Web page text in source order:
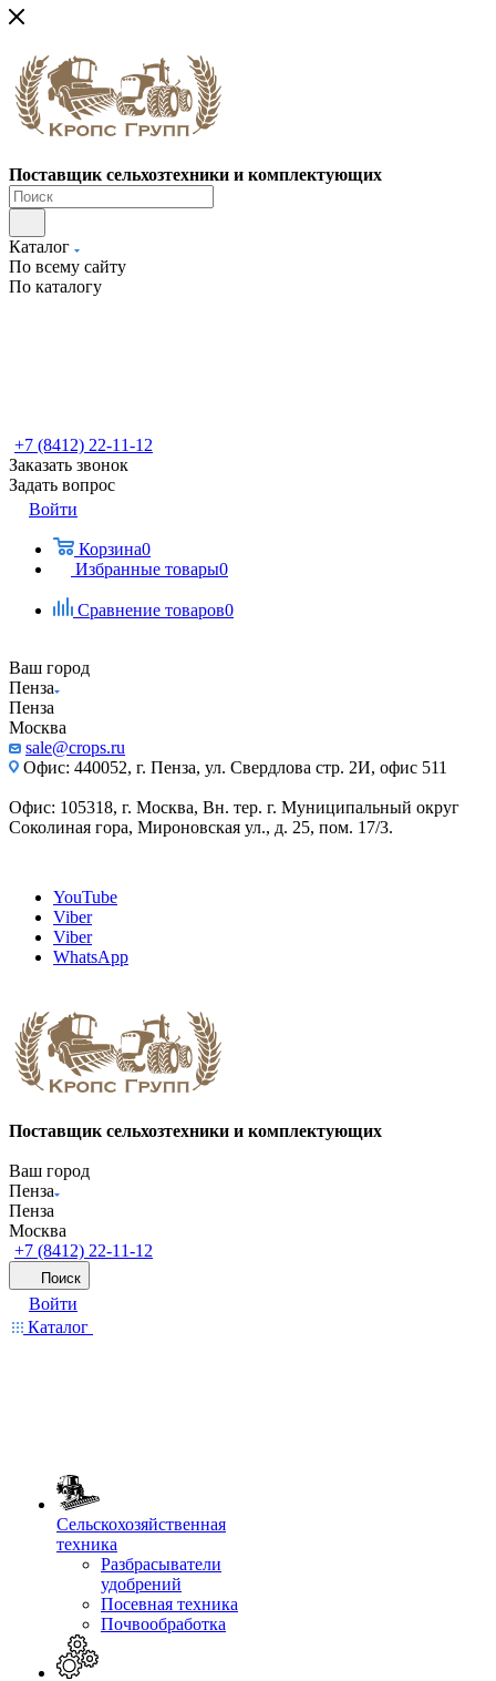
Поставщик сельхозтехники и комплектующих
Каталог
По всему сайту
По каталогу
+7 (8412) 22-11-12
Заказать звонок
Задать вопрос
Войти
Корзина0
Избранные товары0
Сравнение товаров0
Ваш город
Пенза
Пенза
Москва
sale@crops.ru
Офис: 440052, г. Пенза, ул. Свердлова стр. 2И, офис 511
Офис: 105318, г. Москва, Вн. тер. г. Муниципальный округ
Соколиная гора, Мироновская ул., д. 25, пом. 17/3.
YouTube
Viber
Viber
WhatsApp
Поставщик сельхозтехники и комплектующих
Ваш город
Пенза
Пенза
Москва
+7 (8412) 22-11-12
Поиск
Войти
Каталог
Сельскохозяйственная
техника
Разбрасыватели
удобрений
Посевная техника
Почвообработка